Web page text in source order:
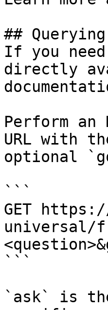
##
If you
directly
Perform an
URL with
optional
```
GET
universal/
```
`ask` is